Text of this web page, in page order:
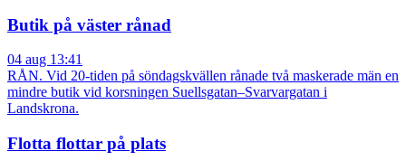
Butik på väster rånad
04 aug 13:41
RÅN. Vid 20-tiden på söndagskvällen rånade två maskerade män en
mindre butik vid korsningen Suellsgatan–Svarvargatan i
Landskrona.
Flotta flottar på plats